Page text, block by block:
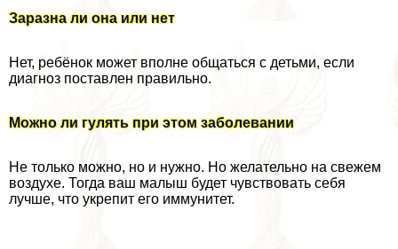
Заразна ли она или нет
Нет, ребёнок может вполне общаться с детьми, если
диагноз поставлен правильно.
Можно ли гулять при этом заболевании
Не только можно, но и нужно. Но желательно на свежем
воздухе. Тогда ваш малыш будет чувствовать себя
лучше, что укрепит его иммунитет.